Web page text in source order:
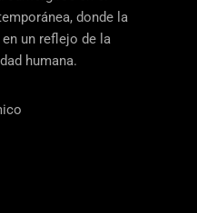
donde la
un reflejo de la
humana.